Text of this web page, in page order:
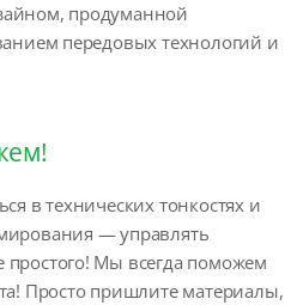
продуманной
передовых технологий и
в технических тонкостях и
— управлять
Мы всегда поможем
Просто пришлите материалы,